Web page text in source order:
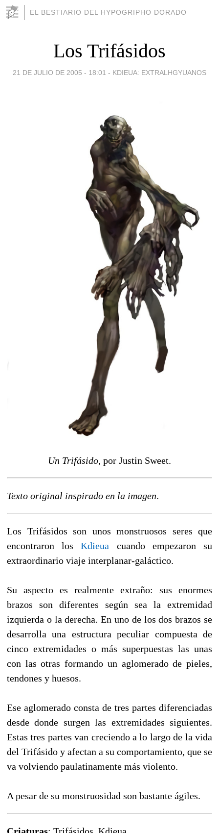
EL BESTIARIO DEL HYPOGRIPHO DORADO
Los Trifásidos
21 DE JULIO DE 2005 - 18:01 - KDIEUA: EXTRALHGYUANOS
Un Trifásido, por Justin Sweet.
Texto original inspirado en la imagen.
Los Trifásidos son unos monstruosos seres que
encontraron losKdieua cuando empezaron su
extraordinario viaje interplanar-galáctico.
Su aspecto es realmente extraño: sus enormes
brazos son diferentes según sea la extremidad
izquierda o la derecha. En uno de los dos brazos se
desarrolla una estructura peculiar compuesta de
cinco extremidades o más superpuestas las unas
con las otras formando un aglomerado de pieles,
tendones y huesos.
Ese aglomerado consta de tres partes diferenciadas
desde donde surgen las extremidades siguientes.
Estas tres partes van creciendo a lo largo de la vida
del Trifásido y afectan a su comportamiento, que se
va volviendo paulatinamente más violento.
A pesar de su monstruosidad son bastante ágiles.